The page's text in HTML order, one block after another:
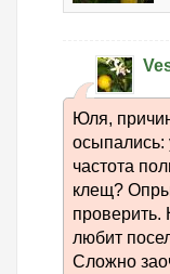
Юля,
осыпались:
частота
клещ?
проверить.
любит
Сложно